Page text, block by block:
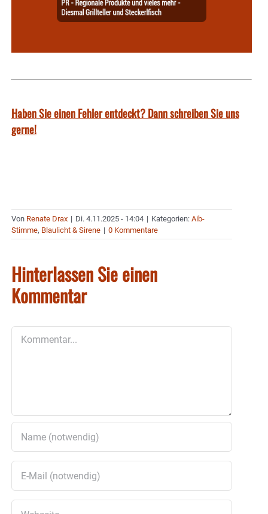
Haben Sie einen Fehler entdeckt? Dann schreiben Sie uns
gerne!
Von Renate Drax | Di. 4.11.2025 - 14:04 | Kategorien: Aib-
Stimme, Blaulicht & Sirene | 0 Kommentare
Hinterlassen Sie einen
Kommentar